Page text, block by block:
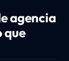
agencia
que